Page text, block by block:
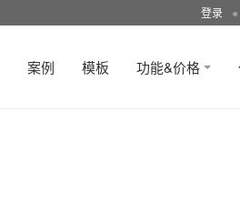
登录 ●
案例 模板 功能&价格